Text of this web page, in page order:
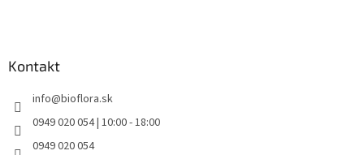
Kontakt
info@bioflora.sk
0949 020 054 | 10:00 - 18:00
0949 020 054